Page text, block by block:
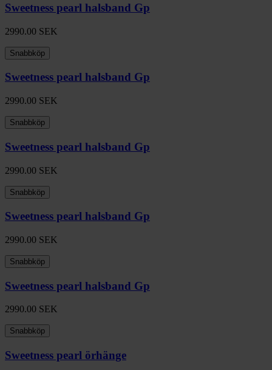
Sweetness pearl halsband Gp
2990.00 SEK
Snabbköp
Sweetness pearl halsband Gp
2990.00 SEK
Snabbköp
Sweetness pearl halsband Gp
2990.00 SEK
Snabbköp
Sweetness pearl halsband Gp
2990.00 SEK
Snabbköp
Sweetness pearl halsband Gp
2990.00 SEK
Snabbköp
Sweetness pearl örhänge